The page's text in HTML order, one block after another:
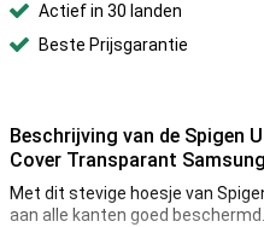
Actief in 30 landen
Beste Prijsgarantie
Beschrijving van de Spigen
Cover Transparant
Met dit stevige hoesje van
aan alle kanten goed